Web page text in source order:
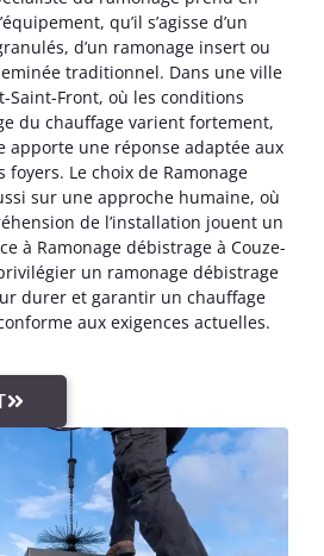
qu’il s’agisse d’un
d’un ramonage insert ou
traditionnel. Dans une ville
Saint-Front, où les conditions
du chauffage varient fortement,
apporte une réponse adaptée aux
foyers. Le choix de Ramonage
sur une approche humaine, où
de l’installation jouent un
à Ramonage débistrage à Couze-
un ramonage débistrage
durer et garantir un chauffage
aux exigences actuelles.